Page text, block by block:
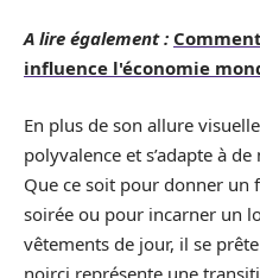
A lire également :
influence l'économie
En plus de son allure
polyvalence et s’adapte à
Que ce soit pour donner un
soirée ou pour incarner un
vêtements de jour, il se
noirci représente une